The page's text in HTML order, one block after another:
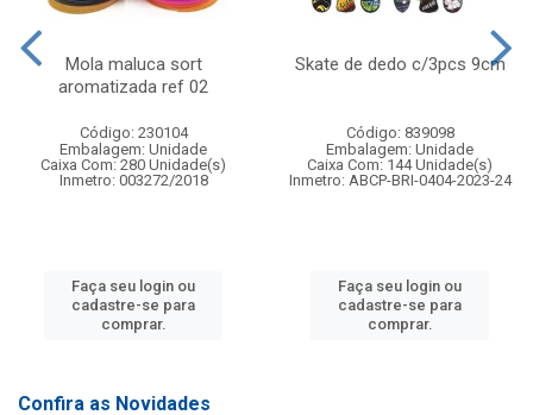
Mola maluca sort
aromatizada ref 02
Código: 230104
Embalagem: Unidade
Caixa Com: 280 Unidade(s)
Inmetro: 003272/2018
Faça seu login ou
cadastre-se para
comprar.
Skate de dedo c/3pcs 9cm
Código: 839098
Embalagem: Unidade
Caixa Com: 144 Unidade(s)
Inmetro: ABCP-BRI-0404-2023-24
Faça seu login ou
cadastre-se para
comprar.
Confira as Novidades